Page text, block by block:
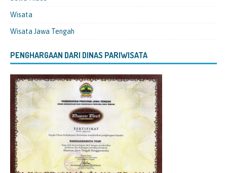
Wisata
Wisata Jawa Tengah
PENGHARGAAN DARI DINAS PARIWISATA